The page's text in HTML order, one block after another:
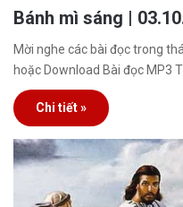
Bánh mì sáng |
Mời nghe các bài đọc trong
hoặc Download Bài đọc MP3
Chi tiết »